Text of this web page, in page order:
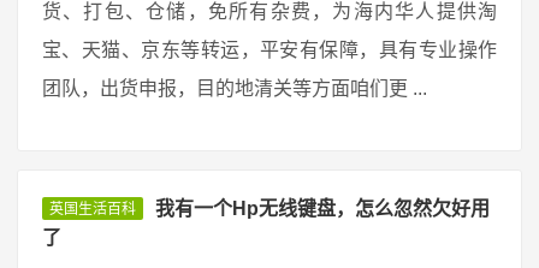
货、打包、仓储，免所有杂费，为海内华人提供淘
宝、天猫、京东等转运，平安有保障，具有专业操作
团队，出货申报，目的地清关等方面咱们更 ...
英国生活百科
我有一个Hp无线键盘，怎么忽然欠好用
了